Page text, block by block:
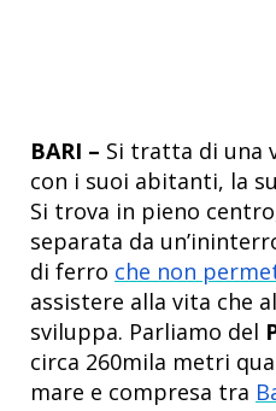
BARI – Si tratta di una
con i suoi abitanti, la
Si trova in pieno
separata da
di ferro che non
assistere alla vita che
sviluppa. Parliamo del
circa 260mila metri
mare e compresa tra